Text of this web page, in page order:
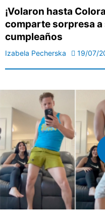
¡Volaron hasta
comparte sorpresa
cumpleaños
Izabela Pecherska 19/07/